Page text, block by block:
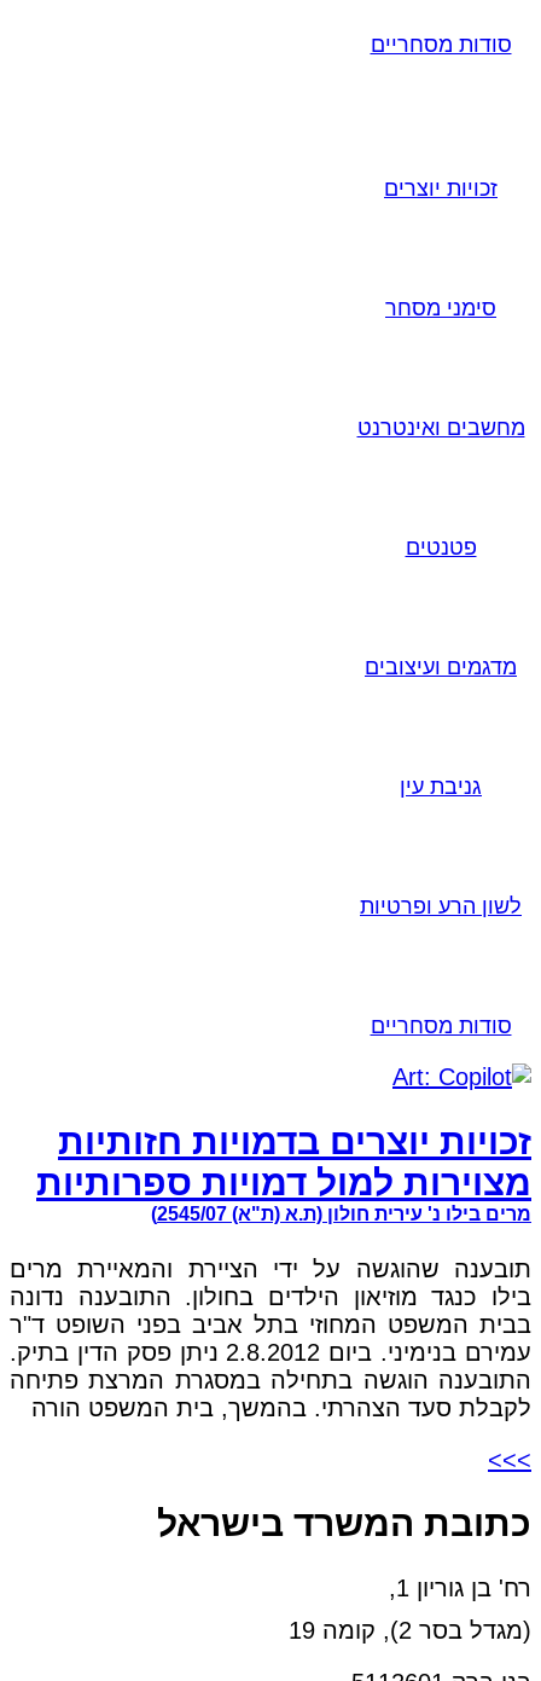
סודות מסחריים
זכויות יוצרים
סימני מסחר
מחשבים ואינטרנט
פטנטים
מדגמים ועיצובים
גניבת עין
לשון הרע ופרטיות
סודות מסחריים
זכויות יוצרים בדמויות חזותיות
מצוירות למול דמויות ספרותיות
מרים בילו נ' עירית חולון (ת.א (ת"א) 2545/07)
תובענה שהוגשה על ידי הציירת והמאיירת מרים
בילו כנגד מוזיאון הילדים בחולון. התובענה נדונה
בבית המשפט המחוזי בתל אביב בפני השופט ד"ר
עמירם בנימיני. ביום 2.8.2012 ניתן פסק הדין בתיק.
התובענה הוגשה בתחילה במסגרת המרצת פתיחה
לקבלת סעד הצהרתי. בהמשך, בית המשפט הורה
>>>
כתובת המשרד בישראל
רח' בן גוריון 1,
(מגדל בסר 2), קומה 19